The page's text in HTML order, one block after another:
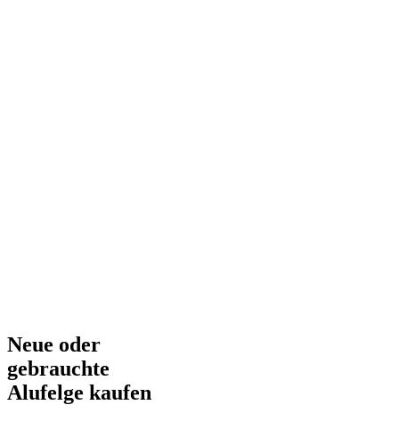
Neue oder
gebrauchte
Alufelge kaufen